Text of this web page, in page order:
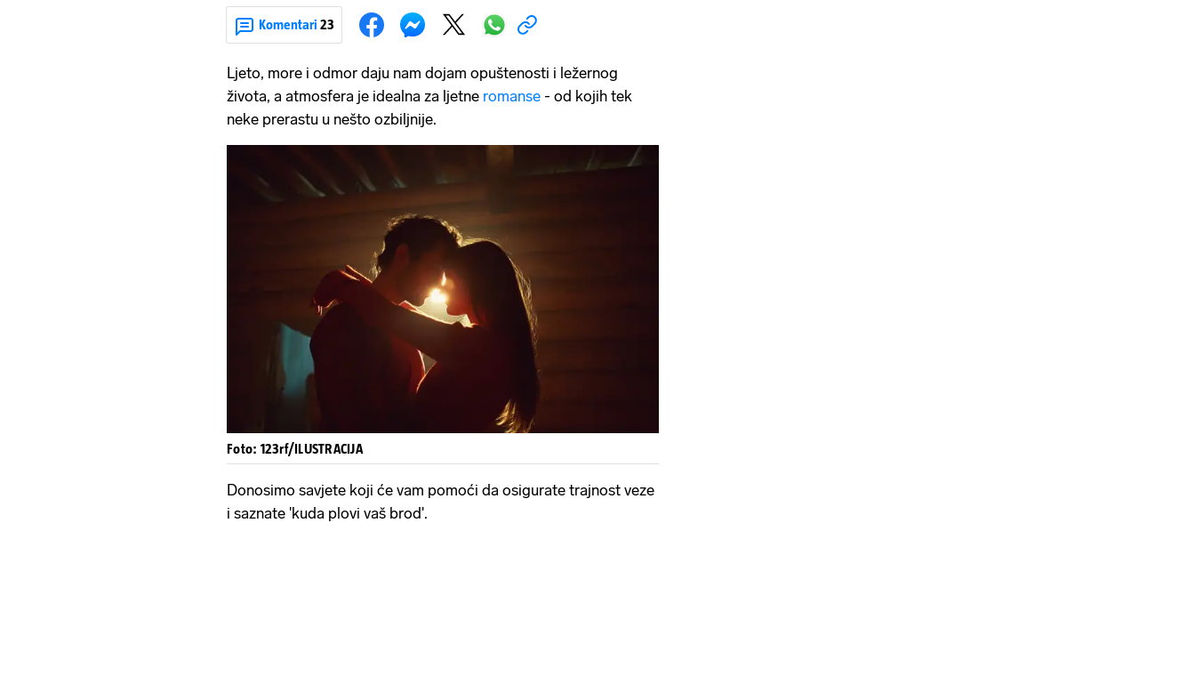
Komentari 23
Ljeto, more i odmor daju nam dojam opuštenosti i ležernog
života, a atmosfera je idealna za ljetne romanse - od kojih tek
neke prerastu u nešto ozbiljnije.
Foto: 123rf/ILUSTRACIJA
Donosimo savjete koji će vam pomoći da osigurate trajnost veze
i saznate 'kuda plovi vaš brod'.